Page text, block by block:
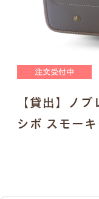
注文受付中
【貸出】ノ
シボ スモー
トを含めて16文
書体は下記の
いただけます。
明朝体